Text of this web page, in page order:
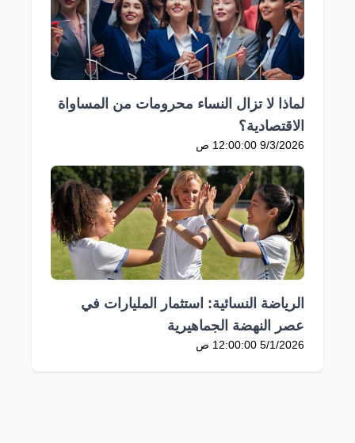
لماذا لا تزال النساء محرومات من المساواة
الاقتصادية؟
9/3/2026 12:00:00 ص
الرياضة النسائية: استثمار المليارات في
عصر النهضة الجماهيرية
5/1/2026 12:00:00 ص